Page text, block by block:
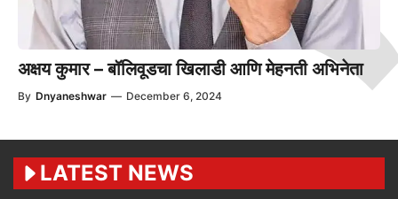
अक्षय कुमार – बॉलिवूडचा खिलाडी आणि मेहनती अभिनेता
By Dnyaneshwar — December 6, 2024
LATEST NEWS